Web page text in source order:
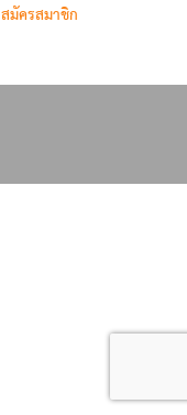
สมัครสมาชิก